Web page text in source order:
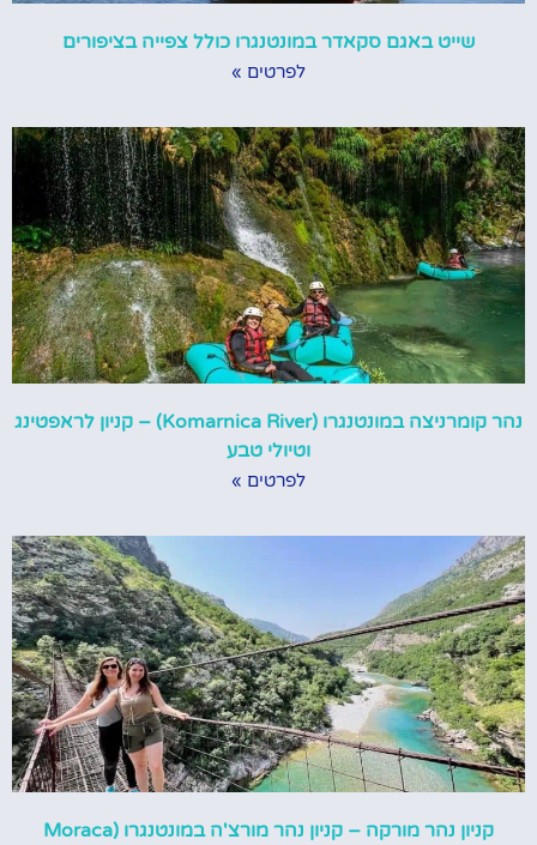
שייט באגם סקאדר במונטנגרו כולל צפייה בציפורים
לפרטים »
נהר קומרניצה במונטנגרו (Komarnica River) – קניון לראפטינג
וטיולי טבע
לפרטים »
קניון נהר מורקה – קניון נהר מורצ'ה במונטנגרו (Moraca